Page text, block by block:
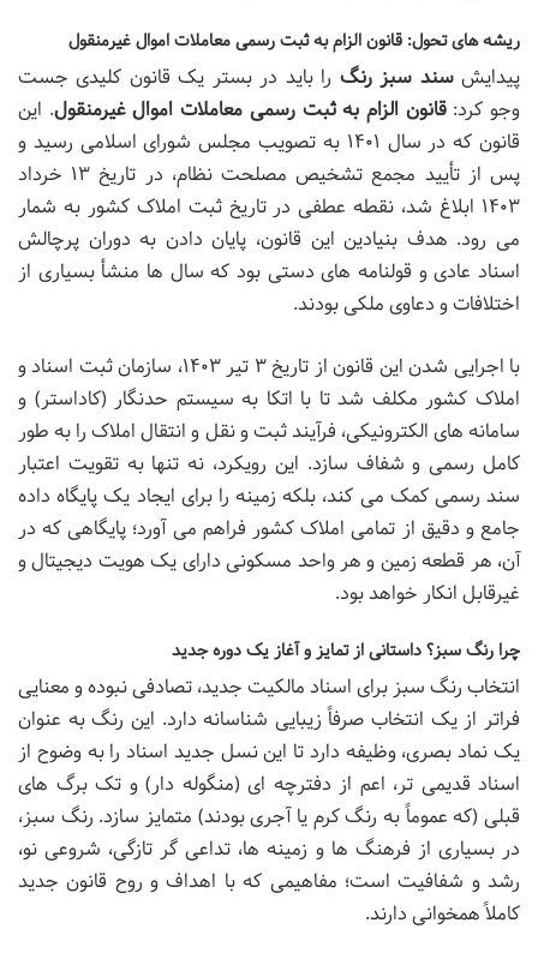
ریشه های تحول: قانون الزام به ثبت رسمی معاملات اموال غیرمنقول
پیدایشسند سبز رنگ را باید در بستر یک قانون کلیدی جست
وجو کرد:قانون الزام به ثبت رسمی معاملات اموال غیرمنقول. این
قانون که در سال ۱۴۰۱ به تصویب مجلس شورای اسلامی رسید و
پس از تأیید مجمع تشخیص مصلحت نظام، در تاریخ ۱۳ خرداد
۱۴۰۳ ابلاغ شد، نقطه عطفی در تاریخ ثبت املاک کشور به شمار
می رود. هدف بنیادین این قانون، پایان دادن به دوران پرچالش
اسناد عادی و قولنامه های دستی بود که سال ها منشأ بسیاری از
اختلافات و دعاوی ملکی بودند.
با اجرایی شدن این قانون از تاریخ ۳ تیر ۱۴۰۳، سازمان ثبت اسناد و
املاک کشور مکلف شد تا با اتکا به سیستم حدنگار (کاداستر) و
سامانه های الکترونیکی، فرآیند ثبت و نقل و انتقال املاک را به طور
کامل رسمی و شفاف سازد. این رویکرد، نه تنها به تقویت اعتبار
سند رسمی کمک می کند، بلکه زمینه را برای ایجاد یک پایگاه داده
جامع و دقیق از تمامی املاک کشور فراهم می آورد؛ پایگاهی که در
آن، هر قطعه زمین و هر واحد مسکونی دارای یک هویت دیجیتال و
غیرقابل انکار خواهد بود.
چرا رنگ سبز؟ داستانی از تمایز و آغاز یک دوره جدید
انتخاب رنگ سبز برای اسناد مالکیت جدید، تصادفی نبوده و معنایی
فراتر از یک انتخاب صرفاً زیبایی شناسانه دارد. این رنگ به عنوان
یک نماد بصری، وظیفه دارد تا این نسل جدید اسناد را به وضوح از
اسناد قدیمی تر، اعم از دفترچه ای (منگوله دار) و تک برگ های
قبلی (که عموماً به رنگ کرم یا آجری بودند) متمایز سازد. رنگ سبز،
در بسیاری از فرهنگ ها و زمینه ها، تداعی گر تازگی، شروعی نو،
رشد و شفافیت است؛ مفاهیمی که با اهداف و روح قانون جدید
کاملاً همخوانی دارند.